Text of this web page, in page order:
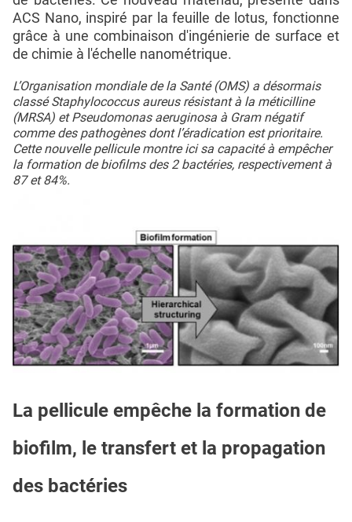
ACS Nano, inspiré par la feuille de lotus, fonctionne
grâce à une combinaison d'ingénierie de surface et
de chimie à l'échelle nanométrique.
L’Organisation mondiale de la Santé (OMS) a désormais
classé Staphylococcus aureus résistant à la méticilline
(MRSA) et Pseudomonas aeruginosa à Gram négatif
comme des pathogènes dont l’éradication est prioritaire.
Cette nouvelle pellicule montre ici sa capacité à empêcher
la formation de biofilms des 2 bactéries, respectivement à
87 et 84%.
La pellicule empêche la formation de
biofilm, le transfert et la propagation
des bactéries